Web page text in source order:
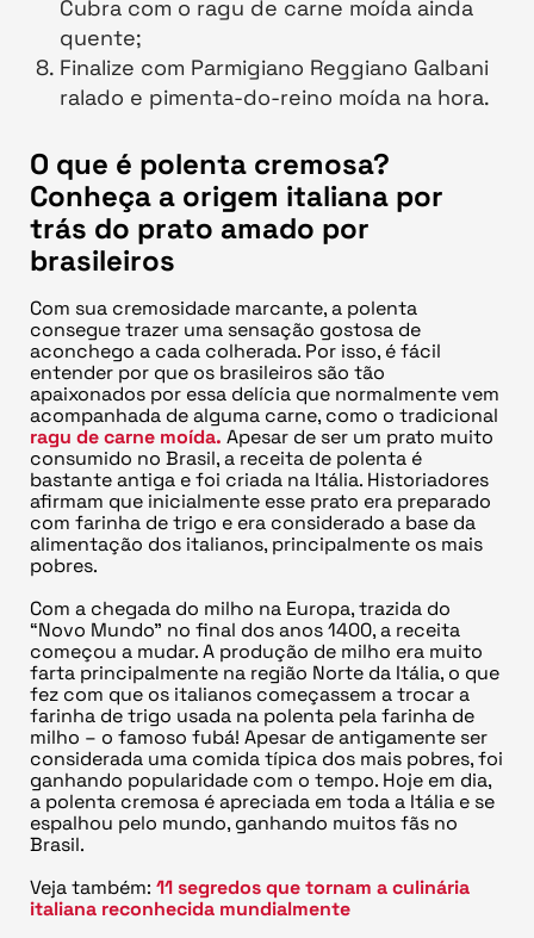
Cubra com o ragu de carne moída ainda
quente;
Finalize com Parmigiano Reggiano Galbani
ralado e pimenta-do-reino moída na hora.
O que é polenta cremosa?
Conheça a origem italiana por
trás do prato amado por
brasileiros
Com sua cremosidade marcante, a polenta
consegue trazer uma sensação gostosa de
aconchego a cada colherada. Por isso, é fácil
entender por que os brasileiros são tão
apaixonados por essa delícia que normalmente vem
acompanhada de alguma carne, como o tradicional
ragu de carne moída. Apesar de ser um prato muito
consumido no Brasil, a receita de polenta é
bastante antiga e foi criada na Itália. Historiadores
afirmam que inicialmente esse prato era preparado
com farinha de trigo e era considerado a base da
alimentação dos italianos, principalmente os mais
pobres.
Com a chegada do milho na Europa, trazida do
“Novo Mundo” no final dos anos 1400, a receita
começou a mudar. A produção de milho era muito
farta principalmente na região Norte da Itália, o que
fez com que os italianos começassem a trocar a
farinha de trigo usada na polenta pela farinha de
milho – o famoso fubá! Apesar de antigamente ser
considerada uma comida típica dos mais pobres, foi
ganhando popularidade com o tempo. Hoje em dia,
a polenta cremosa é apreciada em toda a Itália e se
espalhou pelo mundo, ganhando muitos fãs no
Brasil.
Veja também: 11 segredos que tornam a culinária
italiana reconhecida mundialmente